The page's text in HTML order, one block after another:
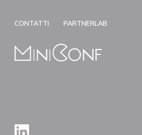
CONTATTI PARTNERLAB